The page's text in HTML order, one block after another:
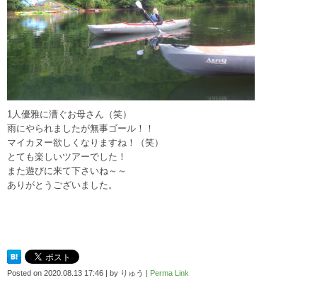
1人優雅に漕ぐお母さん（笑）
雨にやられましたが無事ゴール！！
マイカヌー欲しくなりますね！（笑）
とても楽しいツアーでした！
また遊びに来て下さいね～～
ありがとうございました。
Posted on 2020.08.13 17:46 | by りゅう | Perma Link